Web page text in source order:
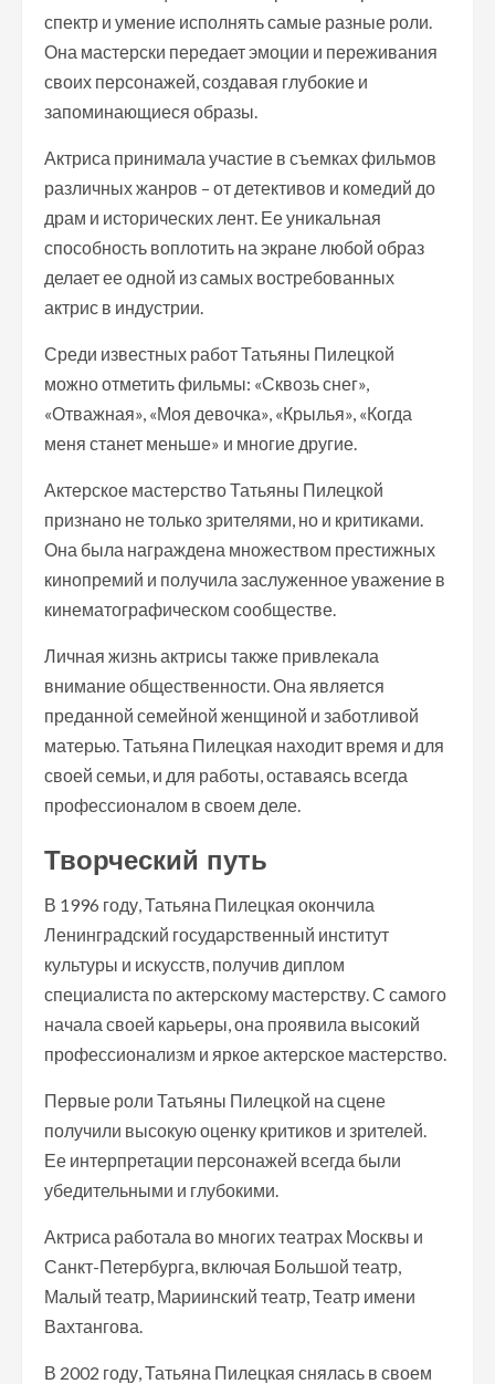
спектр и умение исполнять самые разные роли.
Она мастерски передает эмоции и переживания
своих персонажей, создавая глубокие и
запоминающиеся образы.
Актриса принимала участие в съемках фильмов
различных жанров – от детективов и комедий до
драм и исторических лент. Ее уникальная
способность воплотить на экране любой образ
делает ее одной из самых востребованных
актрис в индустрии.
Среди известных работ Татьяны Пилецкой
можно отметить фильмы: «Сквозь снег»,
«Отважная», «Моя девочка», «Крылья», «Когда
меня станет меньше» и многие другие.
Актерское мастерство Татьяны Пилецкой
признано не только зрителями, но и критиками.
Она была награждена множеством престижных
кинопремий и получила заслуженное уважение в
кинематографическом сообществе.
Личная жизнь актрисы также привлекала
внимание общественности. Она является
преданной семейной женщиной и заботливой
матерью. Татьяна Пилецкая находит время и для
своей семьи, и для работы, оставаясь всегда
профессионалом в своем деле.
Творческий путь
В 1996 году, Татьяна Пилецкая окончила
Ленинградский государственный институт
культуры и искусств, получив диплом
специалиста по актерскому мастерству. С самого
начала своей карьеры, она проявила высокий
профессионализм и яркое актерское мастерство.
Первые роли Татьяны Пилецкой на сцене
получили высокую оценку критиков и зрителей.
Ее интерпретации персонажей всегда были
убедительными и глубокими.
Актриса работала во многих театрах Москвы и
Санкт-Петербурга, включая Большой театр,
Малый театр, Мариинский театр, Театр имени
Вахтангова.
В 2002 году, Татьяна Пилецкая снялась в своем